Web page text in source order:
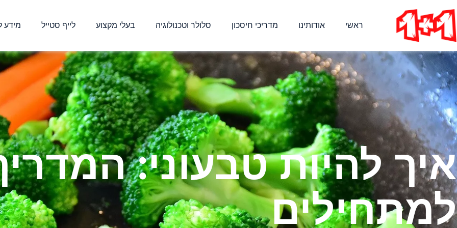
ראשי אודותינו מדריכי חיסכון סלולר וטכנולוגיה בעלי מקצוע לייף סטייל מידע
איך להיות טבעוני:
למתחילים